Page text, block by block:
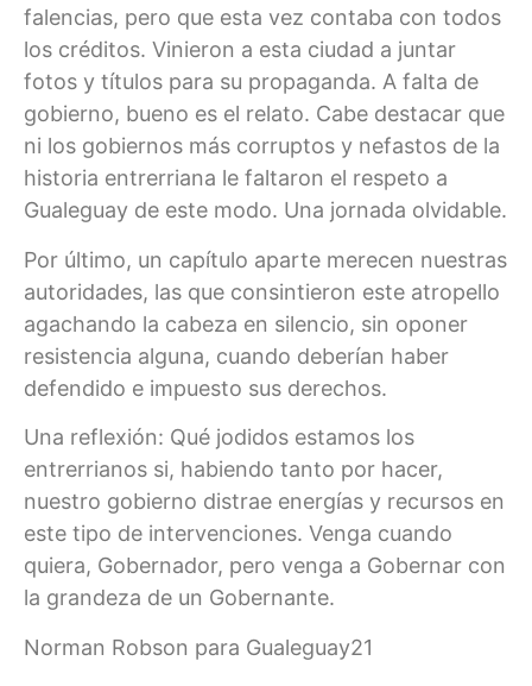
falencias, pero que esta vez contaba con todos
los créditos. Vinieron a esta ciudad a juntar
fotos y títulos para su propaganda. A falta de
gobierno, bueno es el relato. Cabe destacar que
ni los gobiernos más corruptos y nefastos de la
historia entrerriana le faltaron el respeto a
Gualeguay de este modo. Una jornada olvidable.
Por último, un capítulo aparte merecen nuestras
autoridades, las que consintieron este atropello
agachando la cabeza en silencio, sin oponer
resistencia alguna, cuando deberían haber
defendido e impuesto sus derechos.
Una reflexión: Qué jodidos estamos los
entrerrianos si, habiendo tanto por hacer,
nuestro gobierno distrae energías y recursos en
este tipo de intervenciones. Venga cuando
quiera, Gobernador, pero venga a Gobernar con
la grandeza de un Gobernante.
Norman Robson para Gualeguay21